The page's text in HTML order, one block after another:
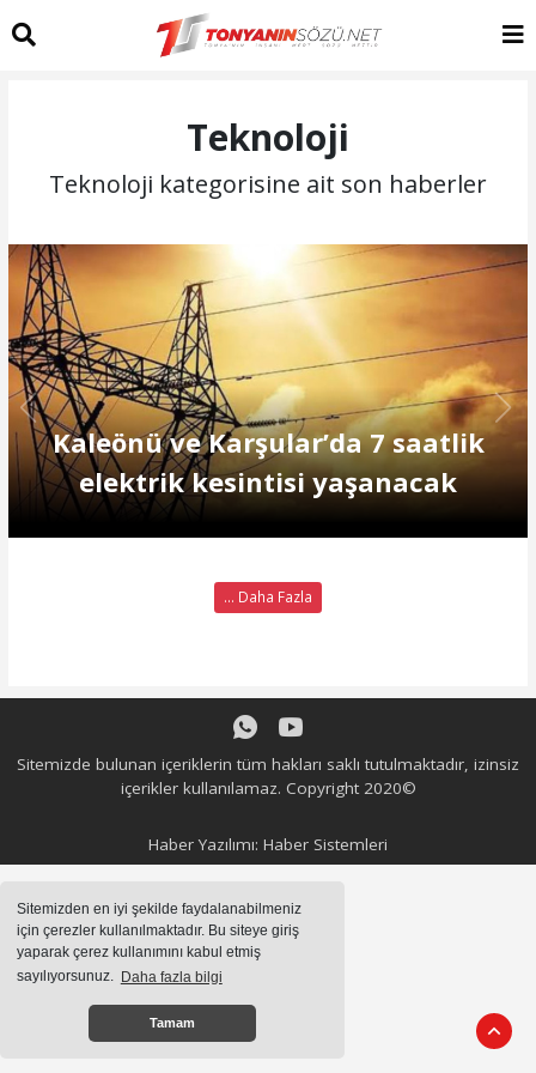
Sitemizden en iyi şekilde faydalanabilmeniz
için çerezler kullanılmaktadır. Bu siteye giriş
yaparak çerez kullanımını kabul etmiş
sayılıyorsunuz. Daha fazla bilgi
Tamam
Teknoloji
Teknoloji kategorisine ait son haberler
Kaleönü ve Karşular’da 7 saatlik
elektrik kesintisi yaşanacak
... Daha Fazla
Sitemizde bulunan içeriklerin tüm hakları saklı tutulmaktadır, izinsiz
içerikler kullanılamaz. Copyright 2020©
Haber Yazılımı: Haber Sistemleri